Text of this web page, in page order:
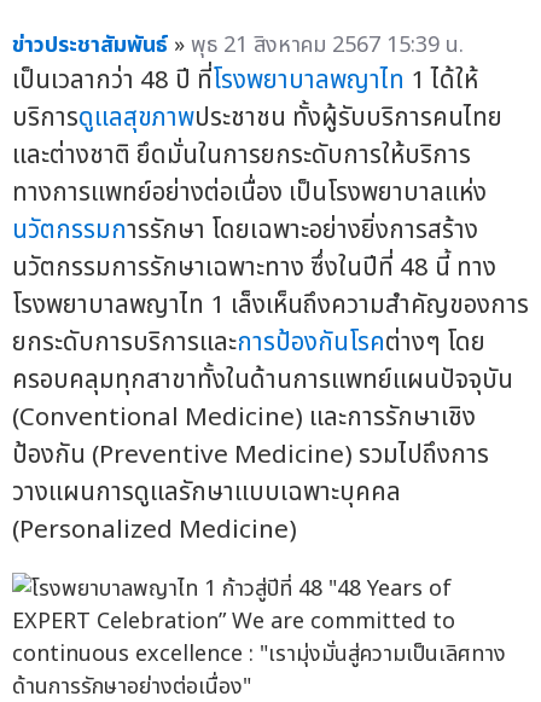
ข่าวประชาสัมพันธ์ »พุธ 21 สิงหาคม 2567 15:39 น.
เป็นเวลากว่า 48 ปี ที่โรงพยาบาลพญาไท 1 ได้ให้
บริการดูแลสุขภาพประชาชน ทั้งผู้รับบริการคนไทย
และต่างชาติ ยึดมั่นในการยกระดับการให้บริการ
ทางการแพทย์อย่างต่อเนื่อง เป็นโรงพยาบาลแห่ง
นวัตกรรมการรักษา โดยเฉพาะอย่างยิ่งการสร้าง
นวัตกรรมการรักษาเฉพาะทาง ซึ่งในปีที่ 48 นี้ ทาง
โรงพยาบาลพญาไท 1 เล็งเห็นถึงความสำคัญของการ
ยกระดับการบริการและการป้องกันโรคต่างๆ โดย
ครอบคลุมทุกสาขาทั้งในด้านการแพทย์แผนปัจจุบัน
(Conventional Medicine) และการรักษาเชิง
ป้องกัน (Preventive Medicine) รวมไปถึงการ
วางแผนการดูแลรักษาแบบเฉพาะบุคคล
(Personalized Medicine)